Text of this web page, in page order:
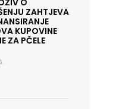
O
ZAHTJEVA
KUPOVINE
ZA PČELE